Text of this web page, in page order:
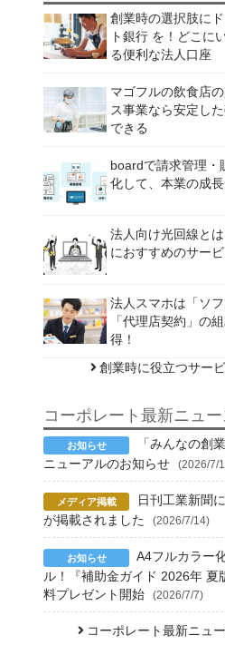
創業時の選択肢に
ト銀行 を！どこに
る便利な法人口座
マゴフルの飲食店
ス事業なら安定し
できる
boardで請求管理・
化して、本業の成
法人向け光回線と
におすすめのサー
法人スマホは「ソ
「代理店契約」の
得！
創業時に役立つサー
コーポレート最新ニュー
「みんなの創
ニューアルのお知らせ
(2026/7/
日刊工業新聞
が掲載されました
(2026/7/14)
A4フルカラー
ル！『補助金ガイド 2026年 夏
料プレゼント開始
(2026/7/7)
コーポレート最新ニュ